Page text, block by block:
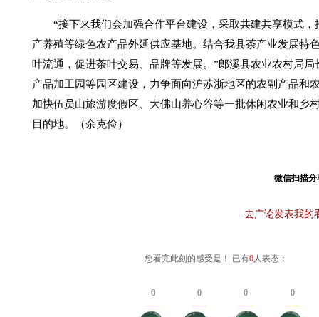
“接下来我们会加强合作平台建设，采取共建共享模式
产养殖等绿色农产品外延供应基地。结合我县茶产业发展特
叶流通，促进茶叶交易、品牌等发展。”郎溪县农业农村局
产品加工园等园区建设，力争面向沪苏浙地区的农副产品和
加快伍员山旅游度假区、大佛山养心谷等一批休闲农业和乡
目的地。（余克俭）
微信扫描
去广论发表我的
您看完此刻的感受是！ 已有0人表态：
0 0 0 0